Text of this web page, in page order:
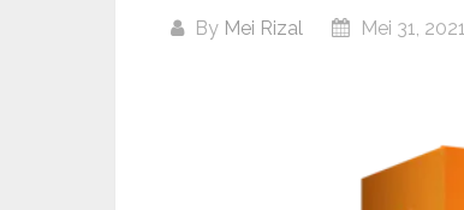
By Mei Rizal Mei 31, 2021